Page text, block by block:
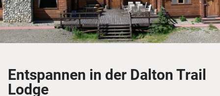
Service
Entspannen in der Dalton Trail
Lodge